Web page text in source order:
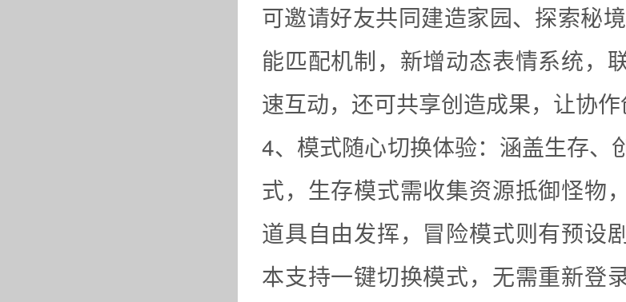
可邀请好友共同建造家园、探索秘
能匹配机制，新增动态表情系统，
速互动，还可共享创造成果，让协作
4、模式随心切换体验：涵盖生存、
式，生存模式需收集资源抵御怪物
道具自由发挥，冒险模式则有预设
本支持一键切换模式，无需重新登